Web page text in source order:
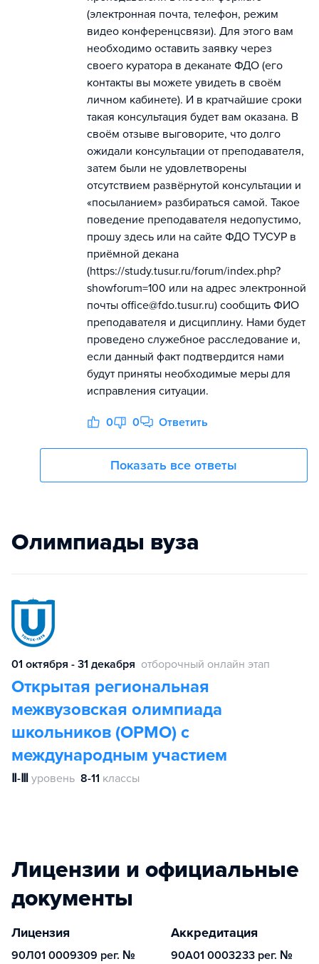
(электронная почта, телефон, режим
видео конференцсвязи). Для этого вам
необходимо оставить заявку через
своего куратора в деканате ФДО (его
контакты вы можете увидеть в своём
личном кабинете). И в кратчайшие сроки
такая консультация будет вам оказана. В
своём отзыве выговорите, что долго
ожидали консультации от преподавателя,
затем были не удовлетворены
отсутствием развёрнутой консультации и
«посыланием» разбираться самой. Такое
поведение преподавателя недопустимо,
прошу здесь или на сайте ФДО ТУСУР в
приёмной декана
(https://study.tusur.ru/forum/index.php?
showforum=100 или на адрес электронной
почты office@fdo.tusur.ru) сообщить ФИО
преподавателя и дисциплину. Нами будет
проведено служебное расследование и,
если данный факт подтвердится нами
будут приняты необходимые меры для
исправления ситуации.
0 0 Ответить
Показать все ответы
Олимпиады вуза
01 октября - 31 декабря отборочный онлайн этап
Открытая региональная
межвузовская олимпиада
школьников (ОРМО) с
международным участием
Ⅱ-Ⅲ уровень 8-11 классы
Лицензии и официальные
документы
Лицензия
90Л01 0009309 рег. №
Аккредитация
90А01 0003233 рег. №